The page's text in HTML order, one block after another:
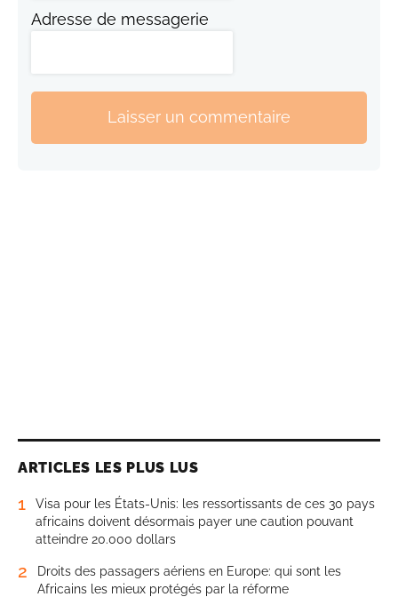
Adresse de messagerie
Laisser un commentaire
ARTICLES LES PLUS LUS
1
Visa pour les États-Unis: les ressortissants de ces 30 pays
africains doivent désormais payer une caution pouvant
atteindre 20.000 dollars
2
Droits des passagers aériens en Europe: qui sont les
Africains les mieux protégés par la réforme